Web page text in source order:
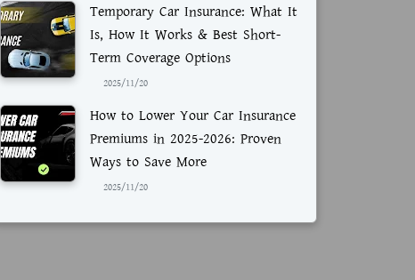
Temporary Car Insurance: What It
Is, How It Works & Best Short-
Term Coverage Options
2025/11/20
How to Lower Your Car Insurance
Premiums in 2025-2026: Proven
Ways to Save More
2025/11/20